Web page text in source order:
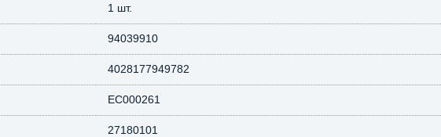
1 шт.
94039910
4028177949782
EC000261
27180101